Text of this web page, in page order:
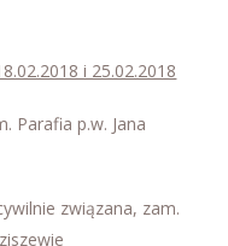
i 25.02.2018
Parafia p.w. Jana
związana, zam.